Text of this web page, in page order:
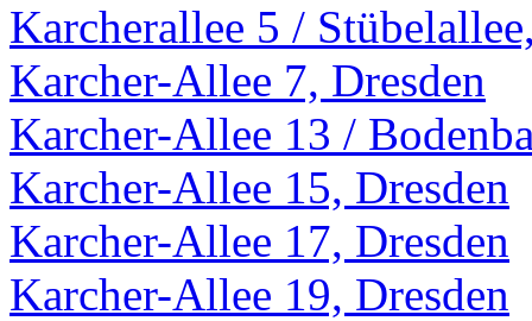
Karcherallee 5 /
Karcher-Allee 7, Dresden
Karcher-Allee 13 /
Karcher-Allee 15, Dresden
Karcher-Allee 17, Dresden
Karcher-Allee 19, Dresden